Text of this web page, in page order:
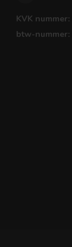
KVK nummer:
btw-nummer: